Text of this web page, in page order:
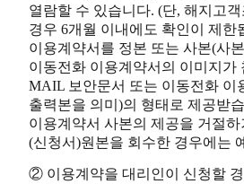
열람할 수 있습니다. (단, 해지고
경우 6개월 이내에도 확인이 제한
이용계약서를 정본 또는 사본(사
이동전화 이용계약서의 이미지가
MAIL 보안문서 또는 이동전화 이
출력본을 의미)의 형태로 제공받
이용계약서 사본의 제공을 거절하
(신청서)원본을 회수한 경우에는
② 이용계약을 대리인이 신청할